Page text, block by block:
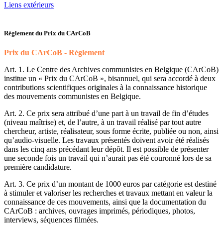
Liens extérieurs
Règlement du Prix du CArCoB
Prix du CArCoB - Règlement
Art. 1. Le Centre des Archives communistes en Belgique (CArCoB)
institue un « Prix du CArCoB », bisannuel, qui sera accordé à deux
contributions scientifiques originales à la connaissance historique
des mouvements communistes en Belgique.
Art. 2. Ce prix sera attribué d’une part à un travail de fin d’études
(niveau maîtrise) et, de l’autre, à un travail réalisé par tout autre
chercheur, artiste, réalisateur, sous forme écrite, publiée ou non, ainsi
qu’audio-visuelle. Les travaux présentés doivent avoir été réalisés
dans les cinq ans précédant leur dépôt. Il est possible de présenter
une seconde fois un travail qui n’aurait pas été couronné lors de sa
première candidature.
Art. 3. Ce prix d’un montant de 1000 euros par catégorie est destiné
à stimuler et valoriser les recherches et travaux mettant en valeur la
connaissance de ces mouvements, ainsi que la documentation du
CArCoB : archives, ouvrages imprimés, périodiques, photos,
interviews, séquences filmées.